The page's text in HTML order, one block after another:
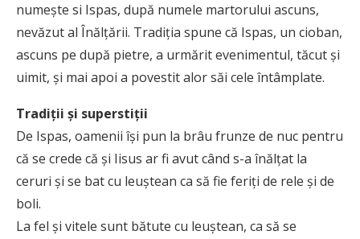
numeşte si Ispas, după numele martorului ascuns,
nevăzut al Înălţării. Tradiţia spune că Ispas, un cioban,
ascuns pe după pietre, a urmărit evenimentul, tăcut şi
uimit, şi mai apoi a povestit alor săi cele întâmplate.
Tradiții și superstiții
De Ispas, oamenii îşi pun la brâu frunze de nuc pentru
că se crede că şi Iisus ar fi avut când s-a înălţat la
ceruri şi se bat cu leuştean ca să fie feriţi de rele şi de
boli.
La fel şi vitele sunt bătute cu leuştean, ca să se